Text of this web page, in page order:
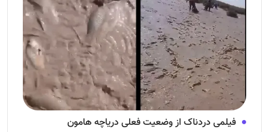
فیلمی دردناک از وضعیت فعلی دریاچه هامون